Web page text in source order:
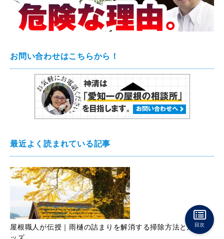
お問い合わせはこちらから！
最近よく読まれている記事
屋根職人が伝授｜雨樋の詰まりを解消する掃除方法と対策グ
目次